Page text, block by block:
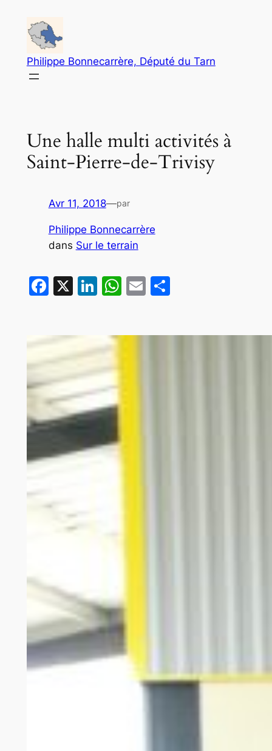
contenu
Philippe Bonnecarrère, Député du Tarn
Une halle multi activités à
Saint-Pierre-de-Trivisy
Avr 11, 2018—par
Philippe Bonnecarrère
dans Sur le terrain
Facebook
X LinkedIn
WhatsApp
EmailPartager